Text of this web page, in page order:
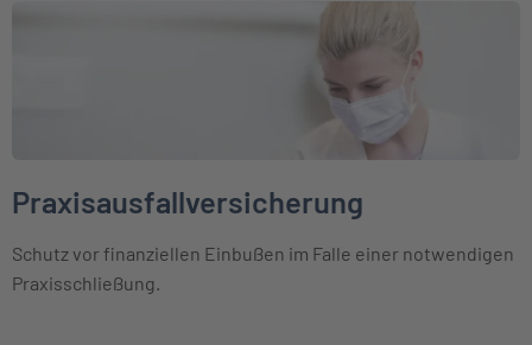
Praxisausfallversicherung
Schutz vor finanziellen Einbußen im Falle einer notwendigen
Praxisschließung.